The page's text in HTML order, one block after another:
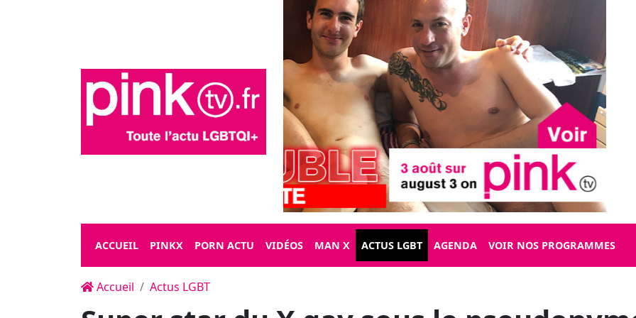
ACCUEIL PINKX PORN ACTU VIDÉOS ACTUS LGBT AGENDA VOIR NOS PROGRAMMES
Super star du X gay sous le
Franco, le pro-Trump Tanner Morris est
une hybridation de l’homme et de l’IA
la musique